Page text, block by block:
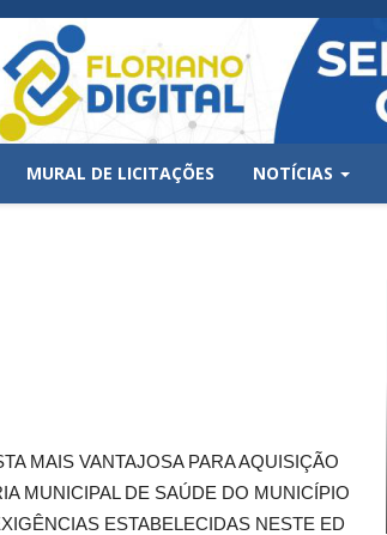
MURAL DE LICITAÇÕES NOTÍCIAS
MAIS VANTAJOSA PARA AQUISIÇÃO
MUNICIPAL DE SAÚDE DO MUNICÍPIO
ESTABELECIDAS NESTE ED